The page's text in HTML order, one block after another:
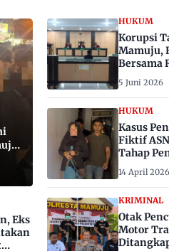
Eks
HUKUM
Korupsi
Mamuju,
Bersama
dan 8
5 Juni 2026
HUKUM
Kasus
Fiktif
Tahap
14 April 2026
KRIMINAL
Otak
Motor